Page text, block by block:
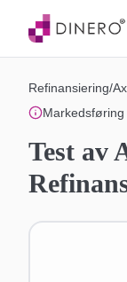
Refinansiering/
Markedsføring
Test av